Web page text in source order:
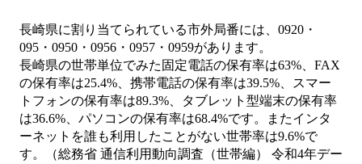
長崎県に割り当てられている市外局番には、0920・
095・0950・0956・0957・0959があります。
長崎県の世帯単位でみた固定電話の保有率は63%、FAX
の保有率は25.4%、携帯電話の保有率は39.5%、スマー
トフォンの保有率は89.3%、タブレット型端末の保有率
は36.6%、パソコンの保有率は68.4%です。またインタ
ーネットを誰も利用したことがない世帯率は9.6%で
す。（総務省 通信利用動向調査（世帯編） 令和4年デー